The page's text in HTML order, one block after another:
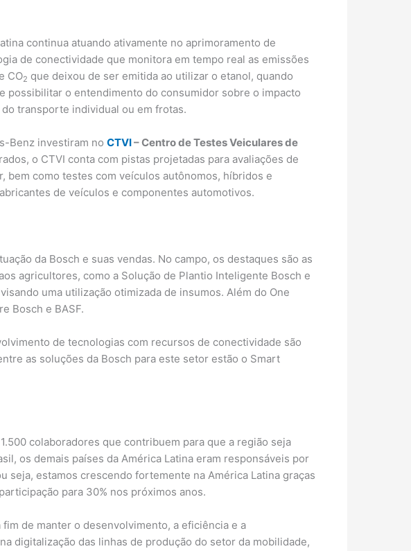
continua atuando ativamente no aprimoramento de
de conectividade que monitora em tempo real as emissões
CO2 que deixou de ser emitida ao utilizar o etanol, quando
possibilitar o entendimento do consumidor sobre o impacto
transporte individual ou em frotas.
Benz investiram no CTVI– Centro de Testes Veiculares de
o CTVI conta com pistas projetadas para avaliações de
bem como testes com veículos autônomos, híbridos e
de veículos e componentes automotivos.
da Bosch e suas vendas. No campo, os destaques são as
agricultores, como a Solução de Plantio Inteligente Bosch e
uma utilização otimizada de insumos. Além do One
Bosch e BASF.
de tecnologias com recursos de conectividade são
as soluções da Bosch para este setor estão o Smart
colaboradores que contribuem para que a região seja
os demais países da América Latina eram responsáveis por
seja, estamos crescendo fortemente na América Latina graças
para 30% nos próximos anos.
de manter o desenvolvimento, a eficiência e a
digitalização das linhas de produção do setor da mobilidade,